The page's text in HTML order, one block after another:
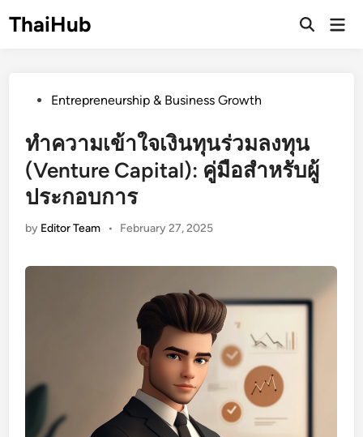
ThaiHub
PostedEntrepreneurship & Business Growth
ทำความเข้าใจเงินทุนร่วมลงทุน
(Venture Capital): คู่มือสำหรับผู้
ประกอบการ
by Editor Team • February 27, 2025